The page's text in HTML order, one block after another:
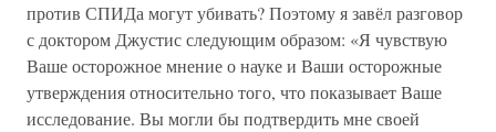
против СПИДа могут убивать? Поэтому я завёл разговор
с доктором Джустис следующим образом: «Я чувствую
Ваше осторожное мнение о науке и Ваши осторожные
утверждения относительно того, что показывает Ваше
исследование. Вы могли бы подтвердить мне своей